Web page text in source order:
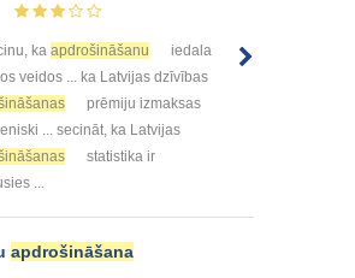
ka apdrošināšanu
iedala
veidos ... ka Latvijas dzīvības
prēmiju izmaksas
... secināt, ka Latvijas
statistika ir
...
apdrošināšana